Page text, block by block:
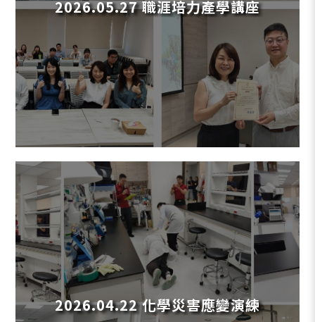
2026.05.27 職涯培力產學講座
2026.04.22 化學災害應變演練